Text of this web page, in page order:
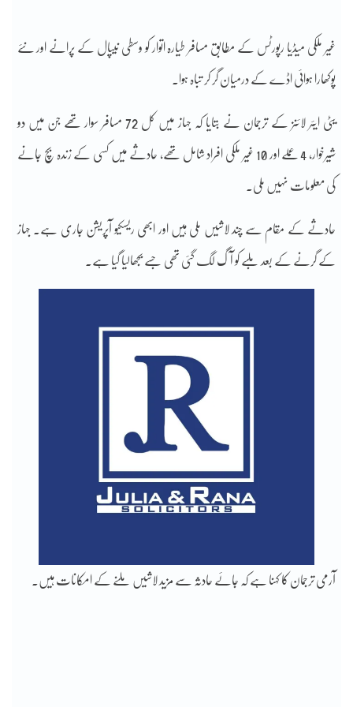
غیر ملکی میڈیا رپورٹس کے مطابق مسافر طیارہ اتوار کو وسطی نیپال کے پرانے اور نئے
پوکھارا ہوائی اڈے کے درمیان گر کر تباہ ہوا۔
یٹی ایئر لائنز کے ترجمان نے بتایا کہ جہاز میں کل 72 مسافر سوار تھے جن میں دو
شیرخوار، 4 عملے اور 10 غیر ملکی افراد شامل تھے، حادثے میں کسی کے زندہ بچ جانے
کی معلومات نہیں ملی۔
حادثے کے مقام سے چند لاشیں ملی ہیں اور ابھی ریسکیو آپریشن جاری ہے۔ جہاز
کے گرنے کے بعد ملبے کو آگ لگ گئی تھی جسے بجھالیا گیا ہے۔
آرمی ترجمان کا کہنا ہے کہ جائے حادثہ سے مزید لاشیں ملنے کے امکانات ہیں۔